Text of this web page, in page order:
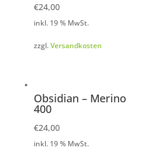
€24,00
inkl. 19 % MwSt.
zzgl.Versandkosten
Obsidian – Merino
400
€24,00
inkl. 19 % MwSt.